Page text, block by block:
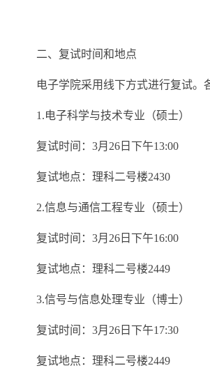
二、复试时间和地点
电子学院采用线下方式进行复试。
1.电子科学与技术专业（硕士）
复试时间：3月26日下午13:00
复试地点：理科二号楼2430
2.信息与通信工程专业（硕士）
复试时间：3月26日下午16:00
复试地点：理科二号楼2449
3.信号与信息处理专业（博士）
复试时间：3月26日下午17:30
复试地点：理科二号楼2449